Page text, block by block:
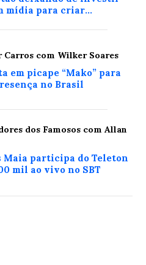
mídia para criar
Carros com Wilker Soares
em picape “Mako” para
no Brasil
dos Famosos com Allan
Maia participa do Teleton
mil ao vivo no SBT